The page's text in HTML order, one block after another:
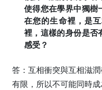
使得您在學界中獨樹
在您的生命裡，是
裡，這樣的身份是否
感受？
答：互相衝突與互相滋
有限，所以不可能同時